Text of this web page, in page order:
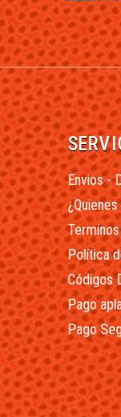
Envios -
Política
Códigos
Pago
Pago